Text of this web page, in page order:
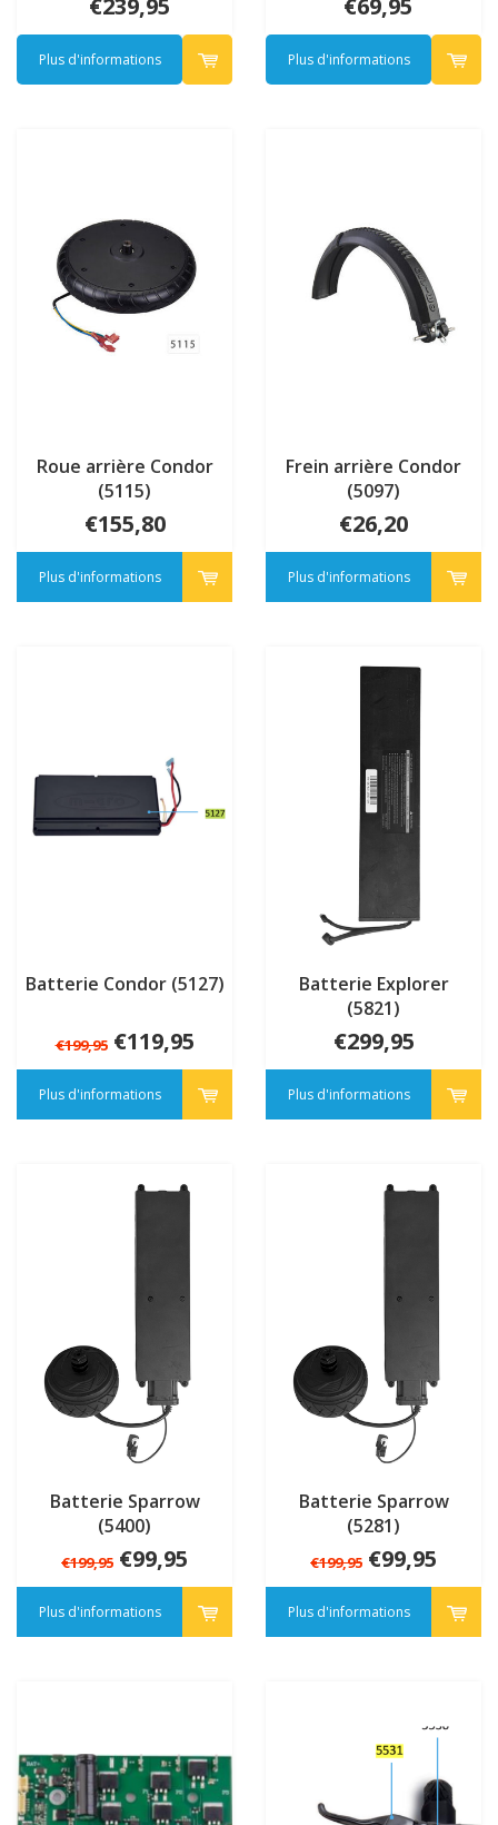
Plus d'informations Plus d'informations
Roue arrière Condor
(5115)
€155,80
Plus d'informations
Frein arrière Condor
(5097)
€26,20
Plus d'informations
Batterie Condor (5127)
€199,95 €119,95
Plus d'informations
Batterie Explorer
(5821)
€299,95
Plus d'informations
Batterie Sparrow
(5400)
€199,95 €99,95
Plus d'informations
Batterie Sparrow
(5281)
€199,95 €99,95
Plus d'informations